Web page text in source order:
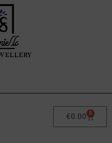
€0.00 0